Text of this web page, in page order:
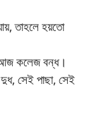
তাহলে হয়তো
আজ কলেজ বন্ধ।
সেই পাছা, সেই